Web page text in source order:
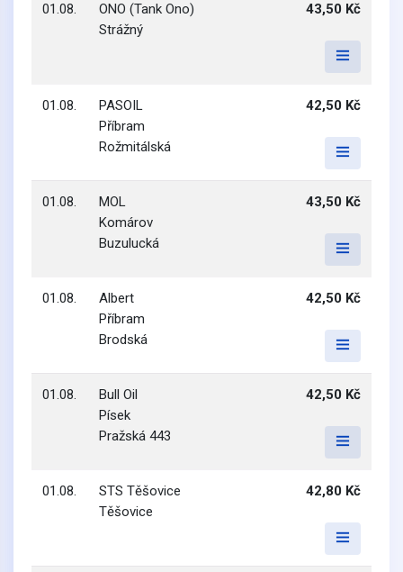
01.08.
ONO (Tank Ono)
Strážný
43,50 Kč
01.08.
PASOIL
Příbram
Rožmitálská
42,50 Kč
01.08.
MOL
Komárov
Buzulucká
43,50 Kč
01.08.
Albert
Příbram
Brodská
42,50 Kč
01.08.
Bull Oil
Písek
Pražská 443
42,50 Kč
01.08.
STS Těšovice
Těšovice
42,80 Kč